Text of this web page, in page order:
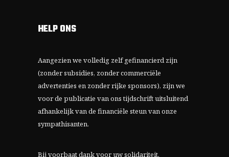
HELP ONS
Aangezien we volledig zelf gefinancierd zijn
(zonder subsidies, zonder commerciële
advertenties en zonder rijke sponsors), zijn we
voor de publicatie van ons tijdschrift uitsluitend
afhankelijk van de financiële steun van onze
sympathisanten.
Bij voorbaat dank voor uw solidariteit.